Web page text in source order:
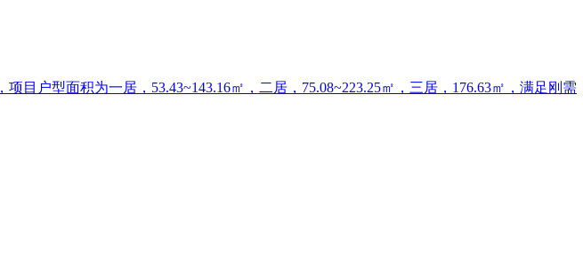
户型面积为一居，53.43~143.16㎡，二居，75.08~223.25㎡，三居，176.63㎡，满足刚需